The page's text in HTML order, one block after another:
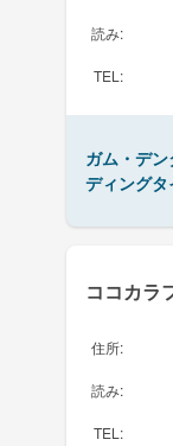
読み:
TEL :
ガム・デ
ディングタ
ココカラ
住所:
読み:
TEL :